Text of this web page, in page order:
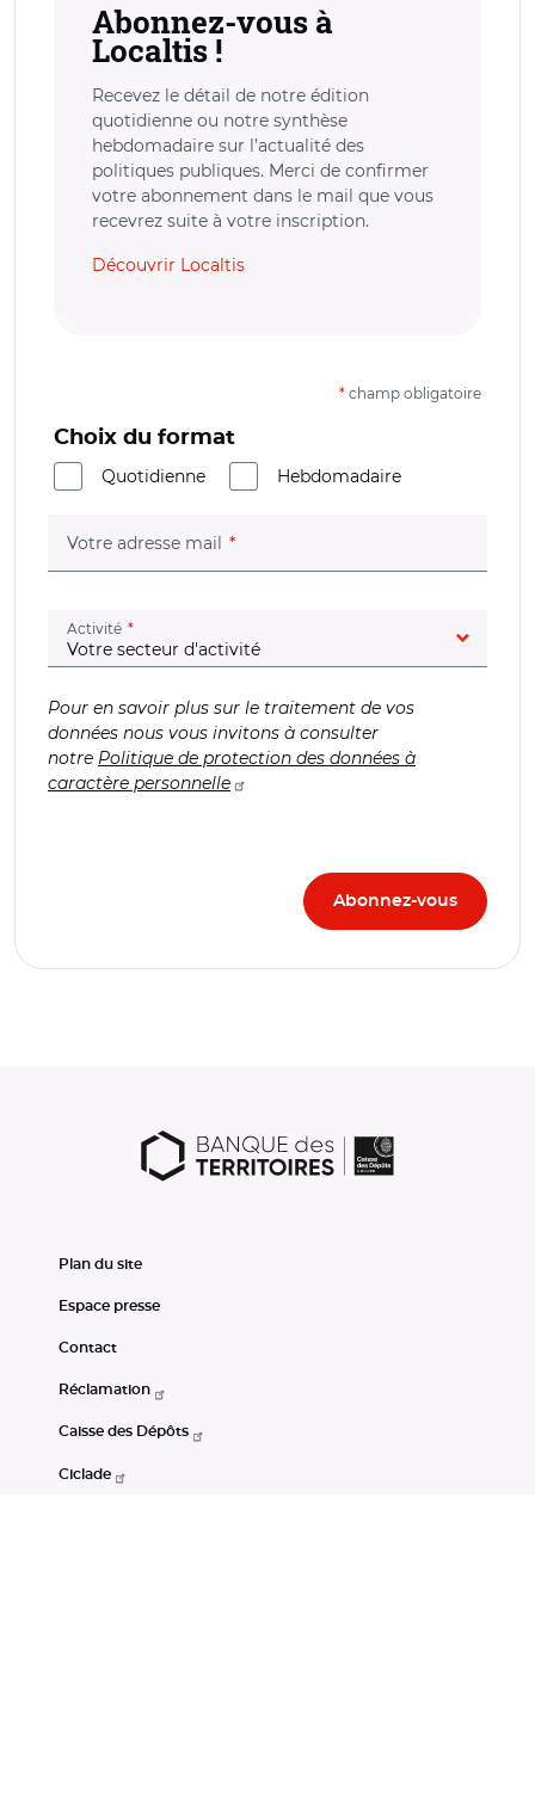
Abonnez-vous à
Localtis !
Recevez le détail de notre édition
quotidienne ou notre synthèse
hebdomadaire sur l’actualité des
politiques publiques. Merci de confirmer
votre abonnement dans le mail que vous
recevrez suite à votre inscription.
Découvrir Localtis
* champ obligatoire
Choix du format
Quotidienne
Hebdomadaire
Votre adresse mail (champ obligatoire)
Activité (champ obligatoire)
Pour en savoir plus sur le traitement de vos
données nous vous invitons à consulter
notre Politique de protection des données à
caractère personnelle
Plan du site
Espace presse
Contact
Réclamation
Caisse des Dépôts
Ciclade